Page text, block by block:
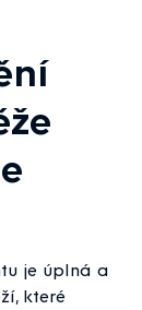
je úplná a
které